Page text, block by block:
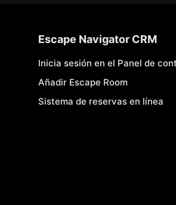
Escape Navigator CRM
Inicia sesión en el Panel de
Añadir Escape Room
Sistema de reservas en línea